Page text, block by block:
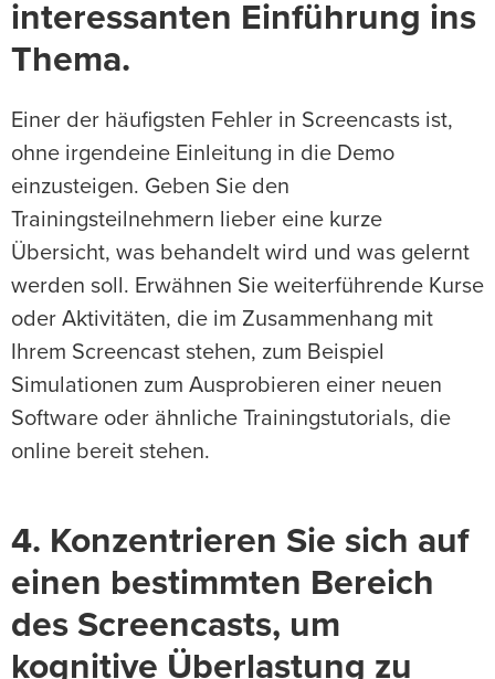
interessanten Einführung ins
Thema.
Einer der häufigsten Fehler in Screencasts ist,
ohne irgendeine Einleitung in die Demo
einzusteigen. Geben Sie den
Trainingsteilnehmern lieber eine kurze
Übersicht, was behandelt wird und was gelernt
werden soll. Erwähnen Sie weiterführende Kurse
oder Aktivitäten, die im Zusammenhang mit
Ihrem Screencast stehen, zum Beispiel
Simulationen zum Ausprobieren einer neuen
Software oder ähnliche Trainingstutorials, die
online bereit stehen.
4. Konzentrieren Sie sich auf
einen bestimmten Bereich
des Screencasts, um
kognitive Überlastung zu